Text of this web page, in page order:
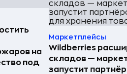
на
под
Маркетплейсы
Wildberries
складов —
запустит